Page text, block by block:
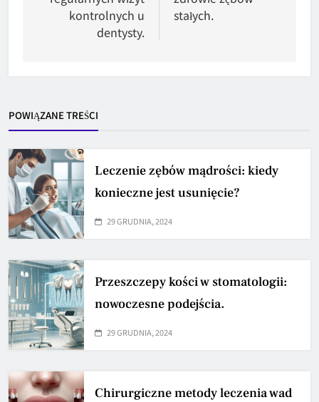
kontrolnych u
dentysty.
stałych.
POWIĄZANE TREŚCI
Leczenie zębów mądrości: kiedy
konieczne jest usunięcie?
29 GRUDNIA, 2024
Przeszczepy kości w stomatologii:
nowoczesne podejścia.
29 GRUDNIA, 2024
Chirurgiczne metody leczenia wad